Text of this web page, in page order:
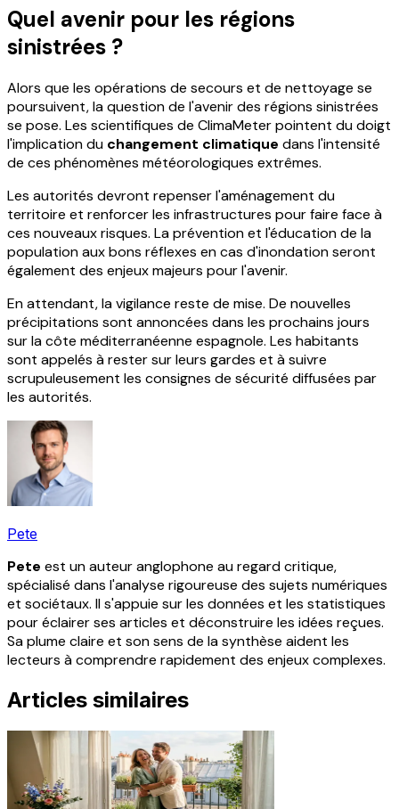
Quel avenir pour les régions
sinistrées ?
Alors que les opérations de secours et de nettoyage se
poursuivent, la question de l'avenir des régions sinistrées
se pose. Les scientifiques de ClimaMeter pointent du doigt
l'implication du changement climatique dans l'intensité
de ces phénomènes météorologiques extrêmes.
Les autorités devront repenser l'aménagement du
territoire et renforcer les infrastructures pour faire face à
ces nouveaux risques. La prévention et l'éducation de la
population aux bons réflexes en cas d'inondation seront
également des enjeux majeurs pour l'avenir.
En attendant, la vigilance reste de mise. De nouvelles
précipitations sont annoncées dans les prochains jours
sur la côte méditerranéenne espagnole. Les habitants
sont appelés à rester sur leurs gardes et à suivre
scrupuleusement les consignes de sécurité diffusées par
les autorités.
Pete
Pete est un auteur anglophone au regard critique,
spécialisé dans l'analyse rigoureuse des sujets numériques
et sociétaux. Il s'appuie sur les données et les statistiques
pour éclairer ses articles et déconstruire les idées reçues.
Sa plume claire et son sens de la synthèse aident les
lecteurs à comprendre rapidement des enjeux complexes.
Articles similaires